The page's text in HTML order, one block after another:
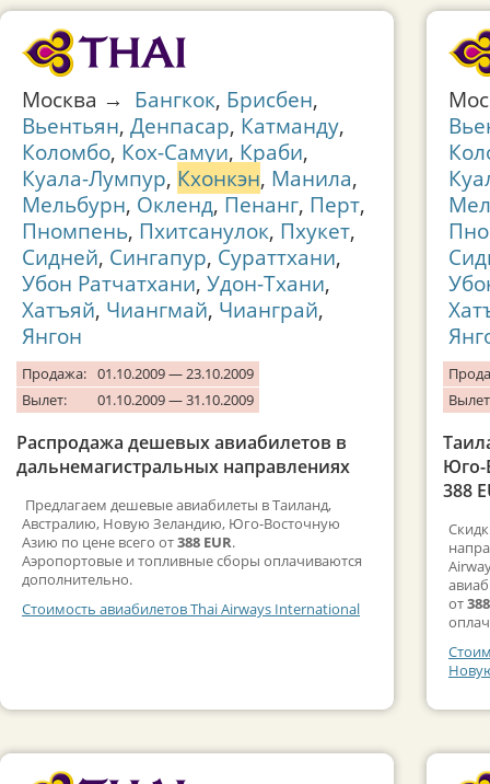
Москва → Бангкок, Брисбен,
Вьентьян, Денпасар, Катманду,
Коломбо, Кох-Самуи, Краби,
Куала-Лумпур, Кхонкэн, Манила,
Мельбурн, Окленд, Пенанг, Перт,
Пномпень, Пхитсанулок, Пхукет,
Сидней, Сингапур, Сураттхани,
Убон Ратчатхани, Удон-Тхани,
Хатъяй, Чиангмай, Чианграй,
Янгон
Продажа: 01.10.2009 — 23.10.2009
Вылет:
01.10.2009 — 31.10.2009
Распродажа дешевых авиабилетов в
дальнемагистральных направлениях
Предлагаем дешевые авиабилеты в Таиланд,
Австралию, Новую Зеландию, Юго-Восточную
Азию по цене всего от388 EUR.
Аэропортовые и топливные сборы оплачиваются
дополнительно.
Стоимость авиабилетов Thai Airways International
Юго-
388
от